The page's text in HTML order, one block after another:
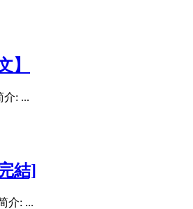
】
介: ...
結]
介: ...